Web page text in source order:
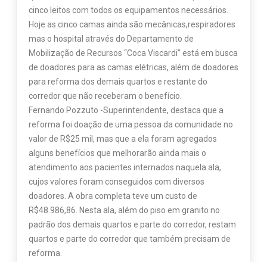
cinco leitos com todos os equipamentos necessários.
Hoje as cinco camas ainda são mecânicas,respiradores
mas o hospital através do Departamento de
Mobilização de Recursos “Coca Viscardi” está em busca
de doadores para as camas elétricas, além de doadores
para reforma dos demais quartos e restante do
corredor que não receberam o benefício.
Fernando Pozzuto -Superintendente, destaca que a
reforma foi doação de uma pessoa da comunidade no
valor de R$25 mil, mas que a ela foram agregados
alguns benefícios que melhorarão ainda mais o
atendimento aos pacientes internados naquela ala,
cujos valores foram conseguidos com diversos
doadores. A obra completa teve um custo de
R$48.986,86. Nesta ala, além do piso em granito no
padrão dos demais quartos e parte do corredor, restam
quartos e parte do corredor que também precisam de
reforma.